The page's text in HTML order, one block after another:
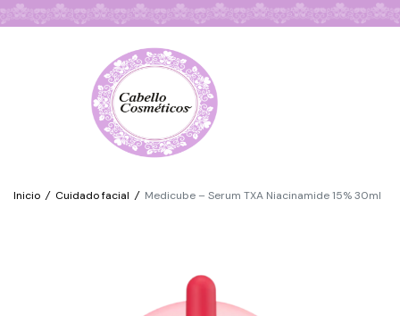
Inicio / Cuidado facial / Medicube – Serum TXA Niacinamide 15% 30ml